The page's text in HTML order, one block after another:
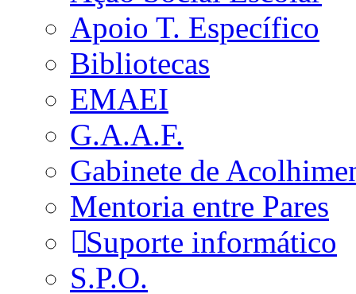
Apoio T. Específico
Bibliotecas
EMAEI
G.A.A.F.
Gabinete de
Mentoria entre Pares
Suporte informático
S.P.O.